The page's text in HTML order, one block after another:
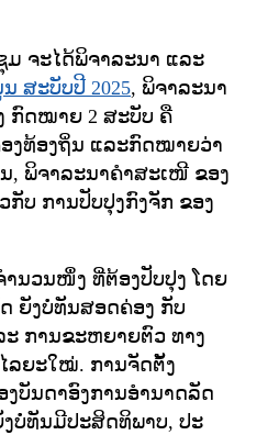
ມ ຈະໄດ້ພິຈາລະນາ ແລະ
ສະບັບປີ 2025, ພິຈາລະນາ
ກົດໝາຍ 2 ສະບັບ ຄື
ງທ້ອງຖິ່ນ ແລະກົດໝາຍວ່າ
, ພິຈາລະນາຄຳສະເໜີ ຂອງ
ບ ການປັບປຸງກົງຈັກ ຂອງ
ນວນໜຶ່ງ ທີ່ຕ້ອງປັບປຸງ ໂດຍ
ຍັງບໍ່ທັນສອດຄ່ອງ ກັບ
ການຂະຫຍາຍຕົວ ທາງ
ລຍະໃໝ່. ການຈັດຕັ້ງ
ບັນດາອົງການອຳນາດລັດ
ບໍ່ທັນມີປະສິດທິພາບ, ປະ